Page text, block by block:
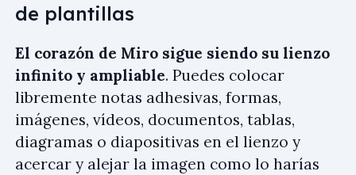
de plantillas
El corazón de Miro sigue siendo su lienzo
infinito y ampliable. Puedes colocar
libremente notas adhesivas, formas,
imágenes, vídeos, documentos, tablas,
diagramas o diapositivas en el lienzo y
acercar y alejar la imagen como lo harías